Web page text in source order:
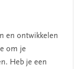
en ontwikkelen
om je
Heb je een